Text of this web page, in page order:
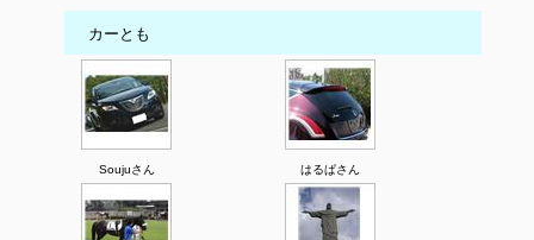
カーとも
Soujuさん はるぱさん